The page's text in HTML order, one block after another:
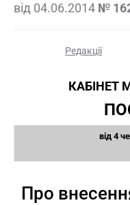
від 04.06.2014 №
Редакції
КАБІНЕТ
від 4
Про